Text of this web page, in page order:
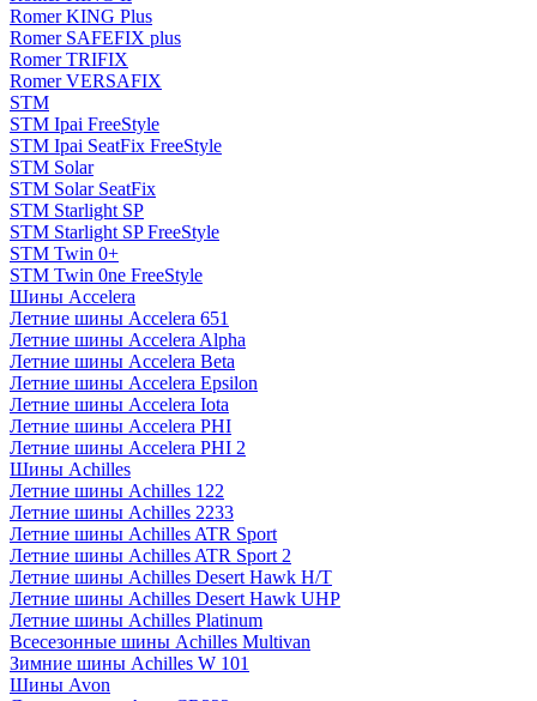
Romer KING Plus
Romer SAFEFIX plus
Romer TRIFIX
Romer VERSAFIX
STM
STM Ipai FreeStyle
STM Ipai SeatFix FreeStyle
STM Solar
STM Solar SeatFix
STM Starlight SP
STM Starlight SP FreeStyle
STM Twin 0+
STM Twin 0ne FreeStyle
Шины Accelera
Летние шины Accelera 651
Летние шины Accelera Alpha
Летние шины Accelera Beta
Летние шины Accelera Epsilon
Летние шины Accelera Iota
Летние шины Accelera PHI
Летние шины Accelera PHI 2
Шины Achilles
Летние шины Achilles 122
Летние шины Achilles 2233
Летние шины Achilles ATR Sport
Летние шины Achilles ATR Sport 2
Летние шины Achilles Desert Hawk H/T
Летние шины Achilles Desert Hawk UHP
Летние шины Achilles Platinum
Всесезонные шины Achilles Multivan
Зимние шины Achilles W 101
Шины Avon